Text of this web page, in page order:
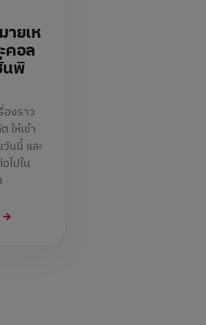
ยเห
คอล
นพิ
องราว
ให้เข้า
วันนี้ และ
ไปใน
→